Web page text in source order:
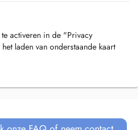
activeren in de "Privacy
laden van onderstaande kaart